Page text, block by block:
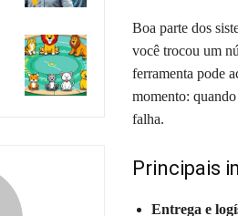
Boa parte dos
você trocou um
ferramenta pode
momento:
falha.
Principais
Entrega e